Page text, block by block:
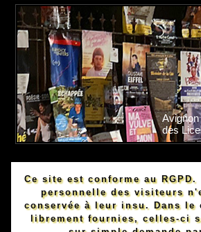
des
Ce site est conforme au RGPD.
personnelle des visiteurs
conservée à leur insu. Dans le
librement fournies, celles-ci